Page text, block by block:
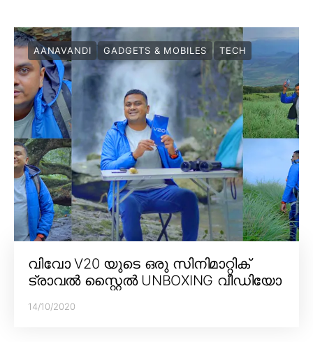
AANAVANDI GADGETS & MOBILES TECH
വിവോ V20 യുടെ ഒരു സിനിമാറ്റിക്
ട്രാവൽ സ്റ്റൈൽ UNBOXING വീഡിയോ
14/10/2020